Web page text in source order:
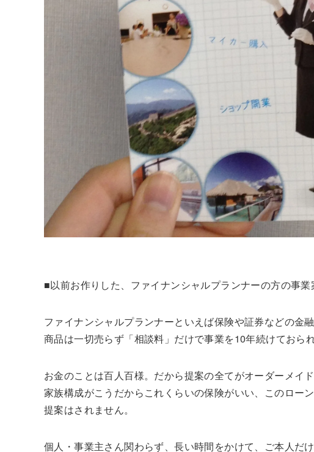
■以前お作りした、ファイナンシャルプランナーの方の事
ファイナンシャルプランナーといえば保険や証券などの金
商品は一切売らず「相談料」だけで事業を10年続けておら
お金のことは百人百様。だから提案の全てがオーダーメイ
家族構成がこうだからこれくらいの保険がいい、このロー
提案はされません。
個人・事業主さん関わらず、長い時間をかけて、ご本人だ